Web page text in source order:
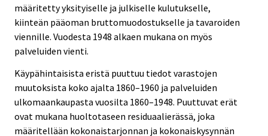
määritetty yksityiselle ja julkiselle kulutukselle,
kiinteän pääoman bruttomuodostukselle ja tavaroiden
viennille. Vuodesta 1948 alkaen mukana on myös
palveluiden vienti.
Käypähintaisista eristä puuttuu tiedot varastojen
muutoksista koko ajalta 1860–1960 ja palveluiden
ulkomaankaupasta vuosilta 1860–1948. Puuttuvat erät
ovat mukana huoltotaseen residuaalierässä, joka
määritellään kokonaistarjonnan ja kokonaiskysynnän